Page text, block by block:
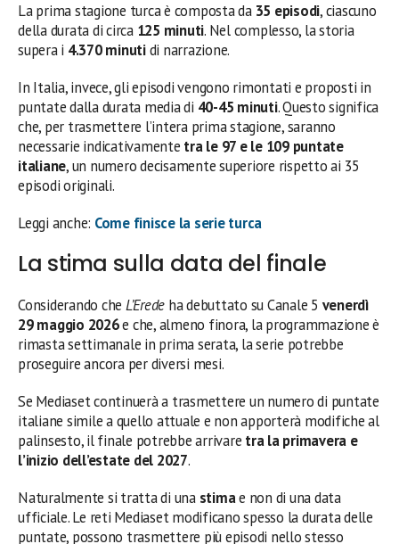
La prima stagione turca è composta da 35 episodi, ciascuno
della durata di circa 125 minuti. Nel complesso, la storia
supera i 4.370 minutidi narrazione.
In Italia, invece, gli episodi vengono rimontati e proposti in
puntate dalla durata media di 40-45 minuti. Questo significa
che, per trasmettere l’intera prima stagione, saranno
necessarie indicativamente tra le 97 e le 109 puntate
italiane, un numero decisamente superiore rispetto ai 35
episodi originali.
Leggi anche: Come finisce la serie turca
La stima sulla data del finale
Considerando che L’Erede ha debuttato su Canale 5 venerdì
29 maggio 2026e che, almeno finora, la programmazione è
rimasta settimanale in prima serata, la serie potrebbe
proseguire ancora per diversi mesi.
Se Mediaset continuerà a trasmettere un numero di puntate
italiane simile a quello attuale e non apporterà modifiche al
palinsesto, il finale potrebbe arrivare tra la primavera e
l’inizio dell’estate del 2027.
Naturalmente si tratta di una stimae non di una data
ufficiale. Le reti Mediaset modificano spesso la durata delle
puntate, possono trasmettere più episodi nello stesso